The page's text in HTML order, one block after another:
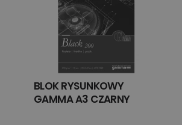
BLOK RYSUNKOWY
GAMMA A3 CZARNY